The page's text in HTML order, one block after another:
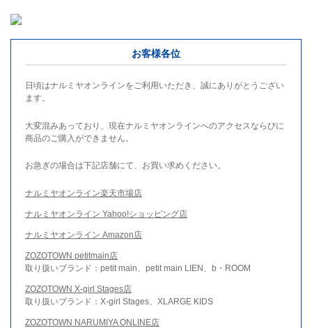
お客様各位
日頃はナルミヤオンラインをご利用いただき、誠にありがとうござい
ます。
大変混みあっており、現在ナルミヤオンラインへのアクセスならびに
商品のご購入ができません。
お急ぎの場合は下記店舗にて、お買い求めください。
ナルミヤオンライン楽天市場店
ナルミヤオンライン Yahoo!ショッピング店
ナルミヤオンライン Amazon店
ZOZOTOWN petitmain店
取り扱いブランド：petit main、petit main LIEN、b・ROOM
ZOZOTOWN X-girl Stages店
取り扱いブランド：X-girl Stages、XLARGE KIDS
ZOZOTOWN NARUMIYA ONLINE店